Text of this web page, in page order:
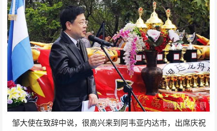
邹大使在致辞中说，很高兴来到阿韦亚内达市，出席庆祝